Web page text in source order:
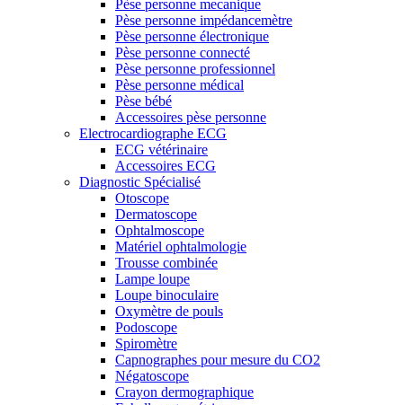
Pèse personne mecanique
Pèse personne impédancemètre
Pèse personne électronique
Pèse personne connecté
Pèse personne professionnel
Pèse personne médical
Pèse bébé
Accessoires pèse personne
Electrocardiographe ECG
ECG vétérinaire
Accessoires ECG
Diagnostic Spécialisé
Otoscope
Dermatoscope
Ophtalmoscope
Matériel ophtalmologie
Trousse combinée
Lampe loupe
Loupe binoculaire
Oxymètre de pouls
Podoscope
Spiromètre
Capnographes pour mesure du CO2
Négatoscope
Crayon dermographique